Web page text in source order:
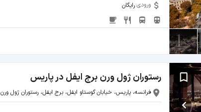
ورودی:رایگان
رستوران ژول ورن برج ایفل در پاریس
فرانسه، پاریس، خیابان گوستاو ایفل، برج ایفل، رستوران ژول ورن